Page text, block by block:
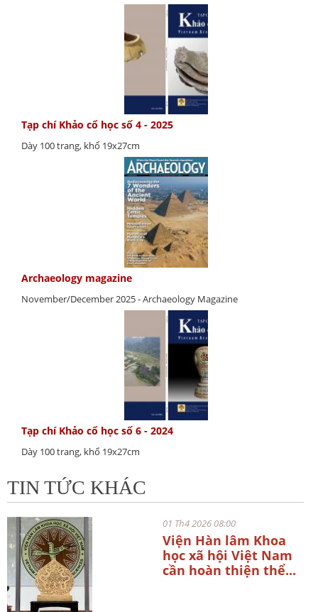
Tạp chí Khảo cổ học số 4 - 2025
Dày 100 trang, khổ 19x27cm
Archaeology magazine
November/December 2025 - Archaeology Magazine
Tạp chí Khảo cổ học số 6 - 2024
Dày 100 trang, khổ 19x27cm
TIN TỨC KHÁC
01 Th4 2026 08:00
Viện Hàn lâm Khoa
học xã hội Việt Nam
cần hoàn thiện thể...